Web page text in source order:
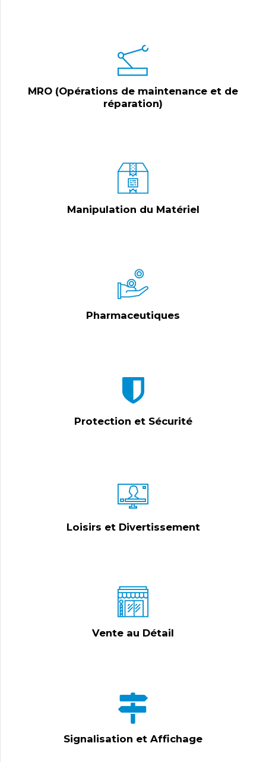
MRO (Opérations de maintenance et de
réparation)
Manipulation du Matériel
Pharmaceutiques
Protection et Sécurité
Loisirs et Divertissement
Vente au Détail
Signalisation et Affichage